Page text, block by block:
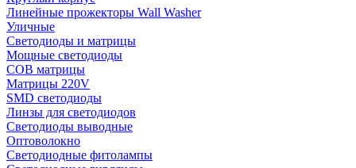
Линейные прожекторы Wall Washer
Уличные
Светодиоды и матрицы
Мощные светодиоды
COB матрицы
Матрицы 220V
SMD светодиоды
Линзы для светодиодов
Светодиоды выводные
Оптоволокно
Светодиодные фитолампы